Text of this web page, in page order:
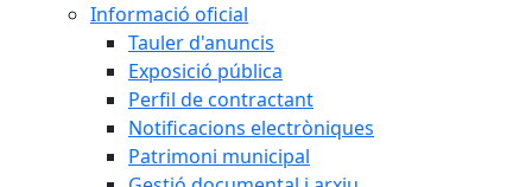
Informació oficial
Tauler d'anuncis
Exposició pública
Perfil de contractant
Notificacions electròniques
Patrimoni municipal